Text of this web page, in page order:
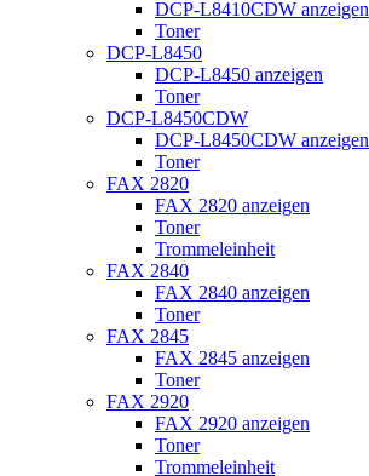
DCP-L8410CDW anzeigen
Toner
DCP-L8450
DCP-L8450 anzeigen
Toner
DCP-L8450CDW
DCP-L8450CDW anzeigen
Toner
FAX 2820
FAX 2820 anzeigen
Toner
Trommeleinheit
FAX 2840
FAX 2840 anzeigen
Toner
FAX 2845
FAX 2845 anzeigen
Toner
FAX 2920
FAX 2920 anzeigen
Toner
Trommeleinheit